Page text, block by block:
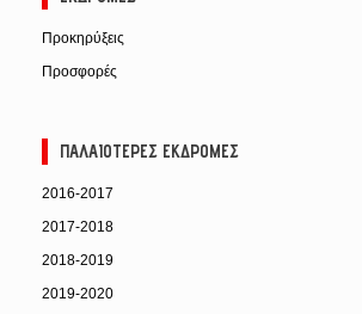
Προκηρύξεις
Προσφορές
ΠΑΛΑΙΌΤΕΡΕΣ ΕΚΔΡΟΜΈΣ
2016-2017
2017-2018
2018-2019
2019-2020